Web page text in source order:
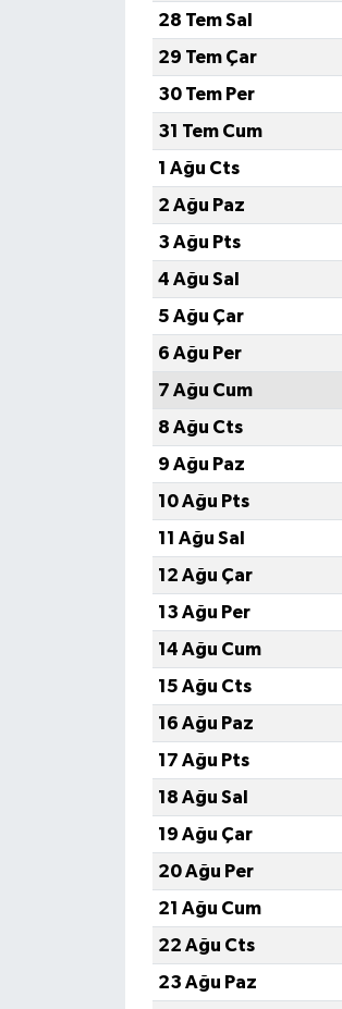
28 Tem Sal
29 Tem Çar
30 Tem Per
31 Tem Cum
1 Ağu Cts
2 Ağu Paz
3 Ağu Pts
4 Ağu Sal
5 Ağu Çar
6 Ağu Per
7 Ağu Cum
8 Ağu Cts
9 Ağu Paz
10 Ağu Pts
11 Ağu Sal
12 Ağu Çar
13 Ağu Per
14 Ağu Cum
15 Ağu Cts
16 Ağu Paz
17 Ağu Pts
18 Ağu Sal
19 Ağu Çar
20 Ağu Per
21 Ağu Cum
22 Ağu Cts
23 Ağu Paz